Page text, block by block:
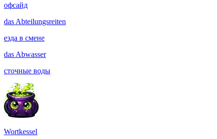
офсайд
das Abteilungsreiten
езда в смене
das Abwasser
сточные воды
Wortkessel